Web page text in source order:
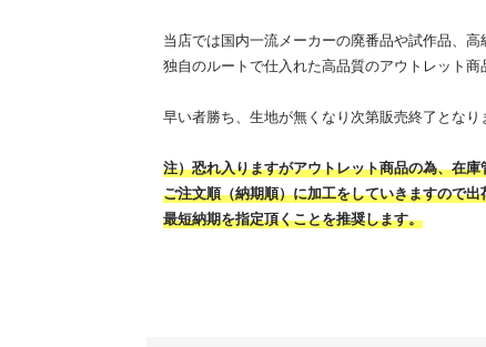
当店では国内一流メーカーの廃番品や試作品、
独自のルートで仕入れた高品質のアウトレット商
早い者勝ち、生地が無くなり次第販売終了となり
注）恐れ入りますがアウトレット商品の為、在
ご注文順（納期順）に加工をしていきますので
最短納期を指定頂くことを推奨します。